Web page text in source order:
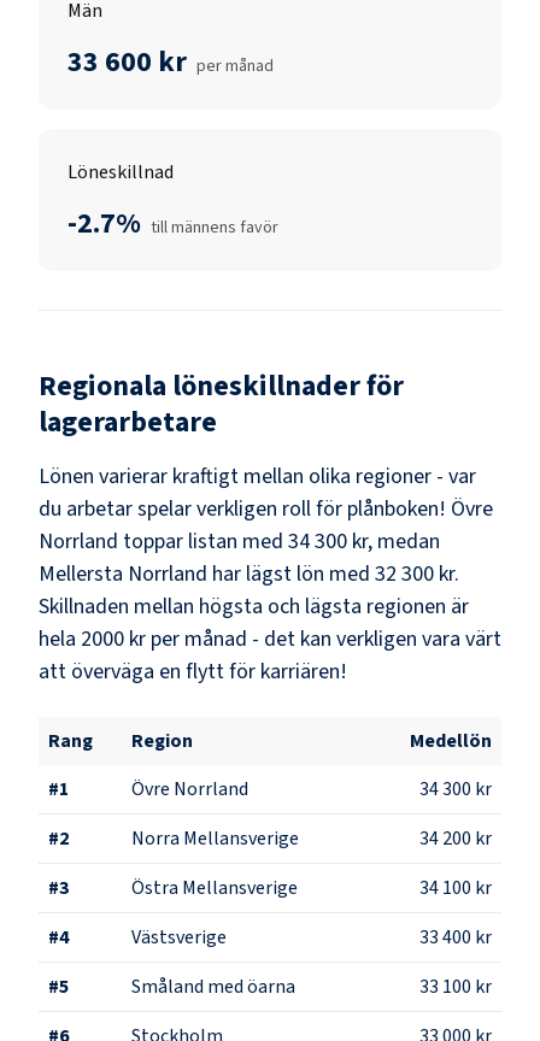
Män
33 600 kr per månad
Löneskillnad
-2.7% till männens favör
Regionala löneskillnader för
lagerarbetare
Lönen varierar kraftigt mellan olika regioner - var
du arbetar spelar verkligen roll för plånboken! Övre
Norrland toppar listan med 34 300 kr, medan
Mellersta Norrland har lägst lön med 32 300 kr.
Skillnaden mellan högsta och lägsta regionen är
hela 2000 kr per månad - det kan verkligen vara värt
att överväga en flytt för karriären!
Rang Region
Medellön
#1 Övre Norrland
34 300 kr
#2 Norra Mellansverige
34 200 kr
#3 Östra Mellansverige
34 100 kr
#4 Västsverige
33 400 kr
#5 Småland med öarna
33 100 kr
#6 Stockholm 33 000 kr